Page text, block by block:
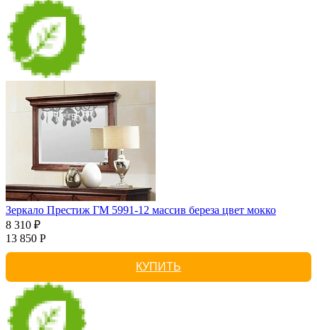
Зеркало Престиж ГМ 5991-12 массив береза цвет мокко
8 310 ₽
13 850 Р
КУПИТЬ